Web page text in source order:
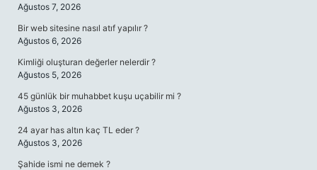
Ağustos 7, 2026
Bir web sitesine nasıl atıf yapılır ?
Ağustos 6, 2026
Kimliği oluşturan değerler nelerdir ?
Ağustos 5, 2026
45 günlük bir muhabbet kuşu uçabilir mi ?
Ağustos 3, 2026
24 ayar has altın kaç TL eder ?
Ağustos 3, 2026
Şahide ismi ne demek ?